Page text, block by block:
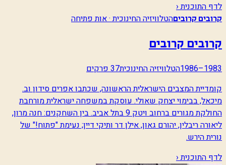
לדף התוכנית ‹
קרובים קרוביםהטלוויזיה החינוכית · אות פתיחה
קרובים קרובים
1983–1986 הטלוויזיה החינוכית37 פרקים
קומדיית המצבים הישראלית הראשונה, שכתבו אפרים סידון וב.
מיכאל, בבימוי יצחק שאולי. עוסקת במשפחה ישראלית מורחבת
החולקת מגורים ברחוב ויטק 9 בתל אביב. בין השחקנים: חנה מרון,
ליאורה ריבלין, יהורם גאון, אילן דר ותיקי דיין; נעימת "פתוח!" של
נורית הירש.
לדף התוכנית ‹